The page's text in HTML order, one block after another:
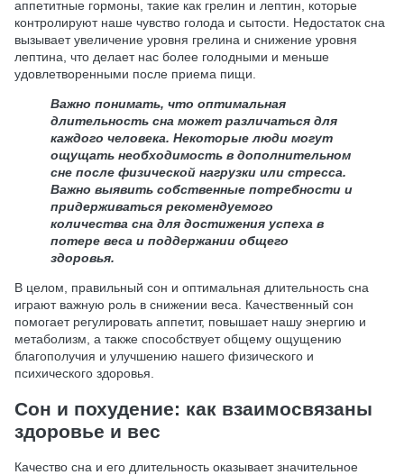
аппетитные гормоны, такие как грелин и лептин, которые
контролируют наше чувство голода и сытости. Недостаток сна
вызывает увеличение уровня грелина и снижение уровня
лептина, что делает нас более голодными и меньше
удовлетворенными после приема пищи.
Важно понимать, что оптимальная
длительность сна может различаться для
каждого человека. Некоторые люди могут
ощущать необходимость в дополнительном
сне после физической нагрузки или стресса.
Важно выявить собственные потребности и
придерживаться рекомендуемого
количества сна для достижения успеха в
потере веса и поддержании общего
здоровья.
В целом, правильный сон и оптимальная длительность сна
играют важную роль в снижении веса. Качественный сон
помогает регулировать аппетит, повышает нашу энергию и
метаболизм, а также способствует общему ощущению
благополучия и улучшению нашего физического и
психического здоровья.
Сон и похудение: как взаимосвязаны
здоровье и вес
Качество сна и его длительность оказывает значительное